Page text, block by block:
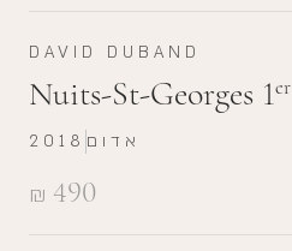
DAVID DUBAND
Nuits-St-Georges 1er
₪ 490
2018 אדום